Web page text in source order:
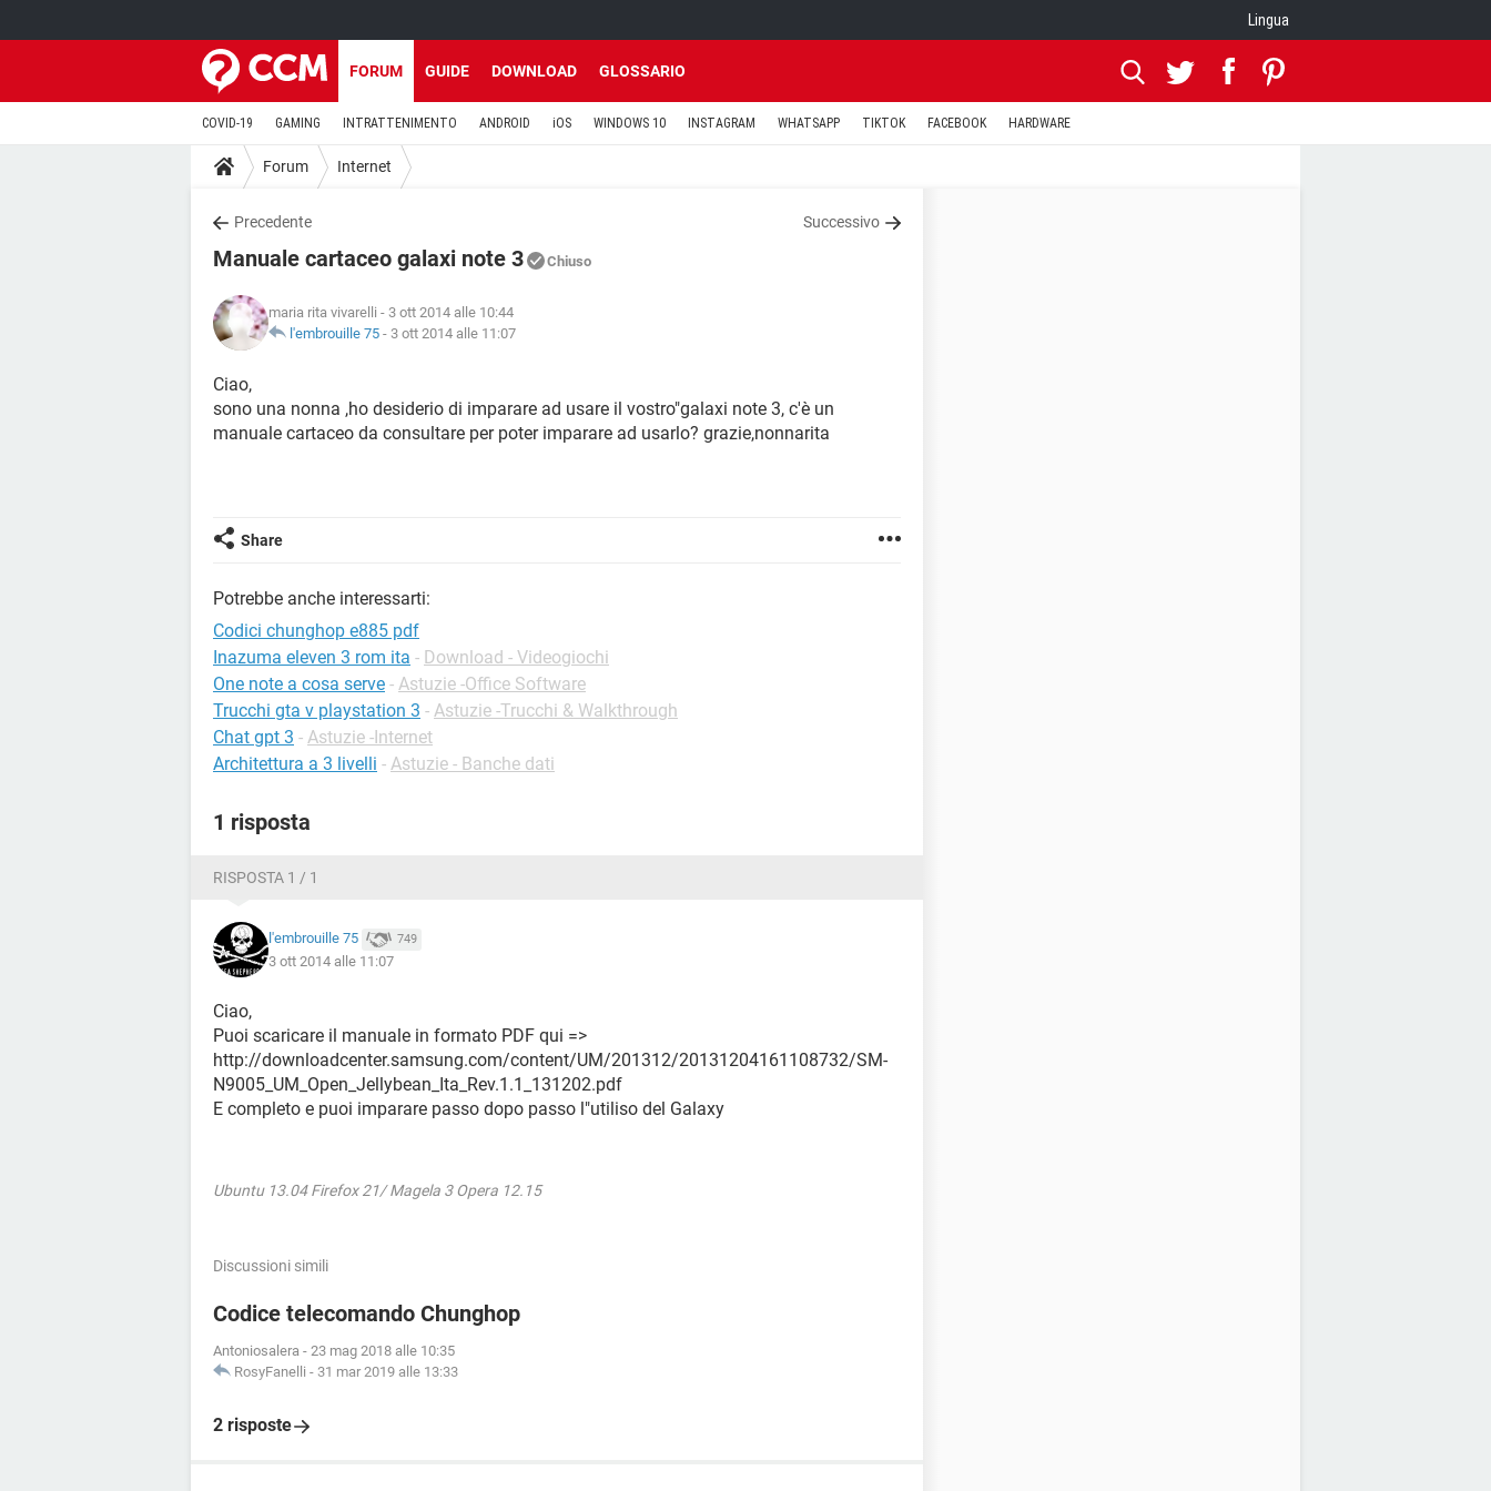
Lingua
FORUM GUIDE DOWNLOAD GLOSSARIO
COVID-19 GAMING INTRATTENIMENTO ANDROID iOS WINDOWS 10 INSTAGRAM WHATSAPP TIKTOK FACEBOOK HARDWARE
Forum Internet
Precedente Successivo
Manuale cartaceo galaxi note 3 Chiuso
maria rita vivarelli - 3 ott 2014 alle 10:44
l'embrouille 75 - 3 ott 2014 alle 11:07
Ciao,
sono una nonna ,ho desiderio di imparare ad usare il vostro"galaxi note 3, c'è un
manuale cartaceo da consultare per poter imparare ad usarlo? grazie,nonnarita
Share
Potrebbe anche interessarti:
Codici chunghop e885 pdf
Inazuma eleven 3 rom ita - Download - Videogiochi
One note a cosa serve - Astuzie -Office Software
Trucchi gta v playstation 3 - Astuzie -Trucchi & Walkthrough
Chat gpt 3 - Astuzie -Internet
Architettura a 3 livelli - Astuzie - Banche dati
1 risposta
RISPOSTA 1 / 1
l'embrouille 75 749
3 ott 2014 alle 11:07
Ciao,
Puoi scaricare il manuale in formato PDF qui =>
http://downloadcenter.samsung.com/content/UM/201312/20131204161108732/SM-
N9005_UM_Open_Jellybean_Ita_Rev.1.1_131202.pdf
E completo e puoi imparare passo dopo passo l"utiliso del Galaxy
Ubuntu 13.04 Firefox 21/ Magela 3 Opera 12.15
Discussioni simili
Codice telecomando Chunghop
Antoniosalera - 23 mag 2018 alle 10:35
RosyFanelli - 31 mar 2019 alle 13:33
2 risposte